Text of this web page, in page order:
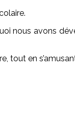
.
nous avons
tout en